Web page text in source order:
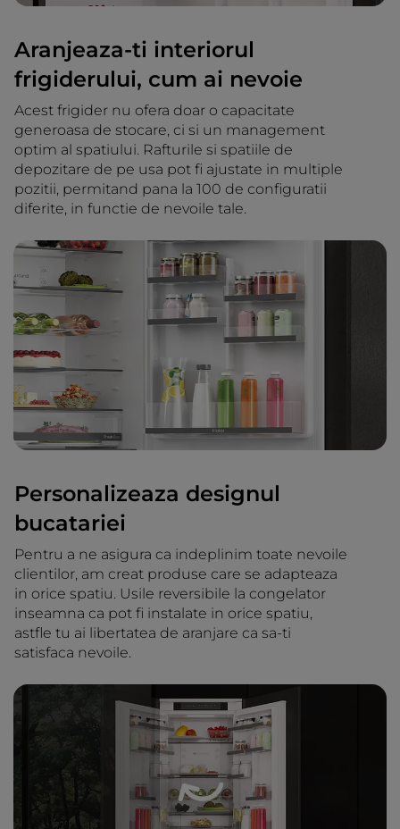
Aranjeaza-ti interiorul
frigiderului, cum ai nevoie
Acest frigider nu ofera doar o capacitate
generoasa de stocare, ci si un management
optim al spatiului. Rafturile si spatiile de
depozitare de pe usa pot fi ajustate in multiple
pozitii, permitand pana la 100 de configuratii
diferite, in functie de nevoile tale.
Personalizeaza designul
bucatariei
Pentru a ne asigura ca indeplinim toate nevoile
clientilor, am creat produse care se adapteaza
in orice spatiu. Usile reversibile la congelator
inseamna ca pot fi instalate in orice spatiu,
astfle tu ai libertatea de aranjare ca sa-ti
satisfaca nevoile.